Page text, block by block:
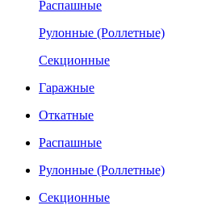
Распашные
Рулонные (Роллетные)
Секционные
Гаражные
Откатные
Распашные
Рулонные (Роллетные)
Секционные